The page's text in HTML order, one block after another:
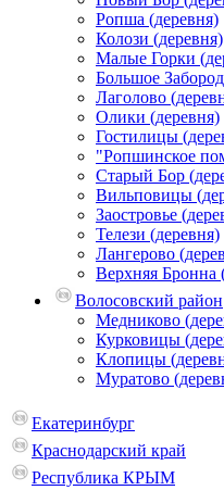
Ропша (деревня)
Колози (деревня)
Малые Горки
Большое
Лаголово
Олики (деревня)
Гостилицы
"Ропшинское
Старый Бор
Вильповицы
Заостровье
Телези (деревня)
Лангерово
Верхняя Бронна
Волосовский район
Медниково
Курковицы
Клопицы
Муратово
Екатеринбург
Краснодарский край
Республика КРЫМ